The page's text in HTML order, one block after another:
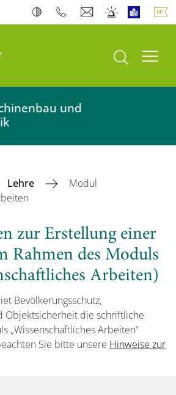
Suche öffnen
und
Lehre
Modul
zur Erstellung einer
Rahmen des Moduls
Arbeiten)
Bevölkerungsschutz,
Objektsicherheit die schriftliche
„Wissenschaftliches Arbeiten“
Sie bitte unsere Hinweise zur